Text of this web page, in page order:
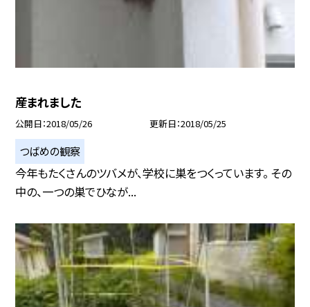
産まれました
公開日 2018/05/26 更新日 2018/05/25
つばめの観察
今年もたくさんのツバメが、学校に巣をつくっています。 その
中の、一つの巣でひなが...